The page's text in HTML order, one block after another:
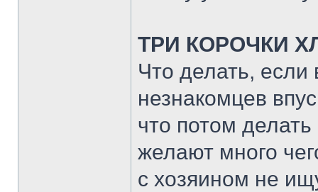
ТРИ КОРОЧКИ
Что делать, если
незнакомцев
что потом
желают много
с хозяином не